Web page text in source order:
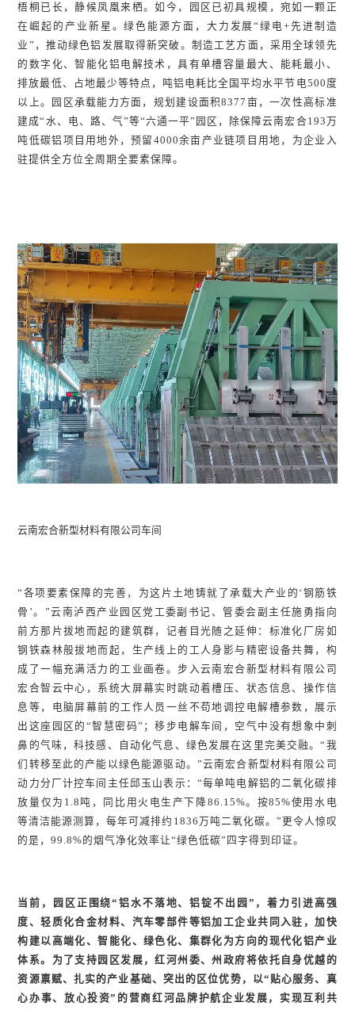
梧桐已长，静候凤凰来栖。如今，园区已初具规模，宛如一颗正
在崛起的产业新星。绿色能源方面，大力发展“绿电+先进制造
业”，推动绿色铝发展取得新突破。制造工艺方面，采用全球领先
的数字化、智能化铝电解技术，具有单槽容量最大、能耗最小、
排放最低、占地最少等特点，吨铝电耗比全国平均水平节电500度
以上。园区承载能力方面，规划建设面积8377亩，一次性高标准
建成“水、电、路、气”等“六通一平”园区，除保障云南宏合193万
吨低碳铝项目用地外，预留4000余亩产业链项目用地，为企业入
驻提供全方位全周期全要素保障。
云南宏合新型材料有限公司车间
“各项要素保障的完善，为这片土地铸就了承载大产业的‘钢筋铁
骨’。”云南泸西产业园区党工委副书记、管委会副主任施勇指向
前方那片拔地而起的建筑群，记者目光随之延伸：标准化厂房如
钢铁森林般拔地而起，生产线上的工人身影与精密设备共舞，构
成了一幅充满活力的工业画卷。步入云南宏合新型材料有限公司
宏合智云中心，系统大屏幕实时跳动着槽压、状态信息、操作信
息等，电脑屏幕前的工作人员一丝不苟地调控电解槽参数，展示
出这座园区的“智慧密码”；移步电解车间，空气中没有想象中刺
鼻的气味，科技感、自动化气息、绿色发展在这里完美交融。“我
们转移至此的产能以绿色能源驱动。”云南宏合新型材料有限公司
动力分厂计控车间主任邱玉山表示：“每单吨电解铝的二氧化碳排
放量仅为1.8吨，同比用火电生产下降86.15%。按85%使用水电
等清洁能源测算，每年可减排约1836万吨二氧化碳。”更令人惊叹
的是，99.8%的烟气净化效率让“绿色低碳”四字得到印证。
当前，园区正围绕“铝水不落地、铝锭不出园”，着力引进高强
度、轻质化合金材料、汽车零部件等铝加工企业共同入驻，加快
构建以高端化、智能化、绿色化、集群化为方向的现代化铝产业
体系。为了支持园区发展，红河州委、州政府将依托自身优越的
资源禀赋、扎实的产业基础、突出的区位优势，以“贴心服务、真
心办事、放心投资”的营商红河品牌护航企业发展，实现互利共